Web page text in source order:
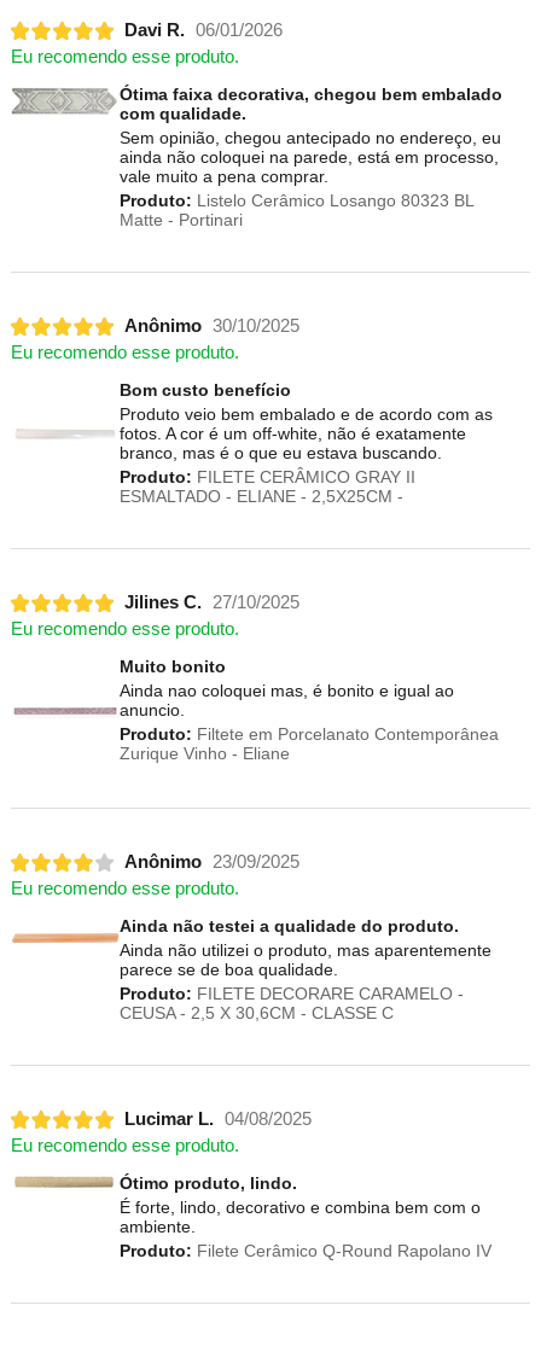
Davi R. 06/01/2026
Eu recomendo esse produto.
Ótima faixa decorativa, chegou bem embalado
com qualidade.
Sem opinião, chegou antecipado no endereço, eu
ainda não coloquei na parede, está em processo,
vale muito a pena comprar.
Produto: Listelo Cerâmico Losango 80323 BL
Matte - Portinari
Anônimo 30/10/2025
Eu recomendo esse produto.
Bom custo benefício
Produto veio bem embalado e de acordo com as
fotos. A cor é um off-white, não é exatamente
branco, mas é o que eu estava buscando.
Produto: FILETE CERÂMICO GRAY II
ESMALTADO - ELIANE - 2,5X25CM -
Jilines C. 27/10/2025
Eu recomendo esse produto.
Muito bonito
Ainda nao coloquei mas, é bonito e igual ao
anuncio.
Produto: Filtete em Porcelanato Contemporânea
Zurique Vinho - Eliane
Anônimo 23/09/2025
Eu recomendo esse produto.
Ainda não testei a qualidade do produto.
Ainda não utilizei o produto, mas aparentemente
parece se de boa qualidade.
Produto: FILETE DECORARE CARAMELO -
CEUSA - 2,5 X 30,6CM - CLASSE C
Lucimar L. 04/08/2025
Eu recomendo esse produto.
Ótimo produto, lindo.
É forte, lindo, decorativo e combina bem com o
ambiente.
Produto: Filete Cerâmico Q-Round Rapolano IV